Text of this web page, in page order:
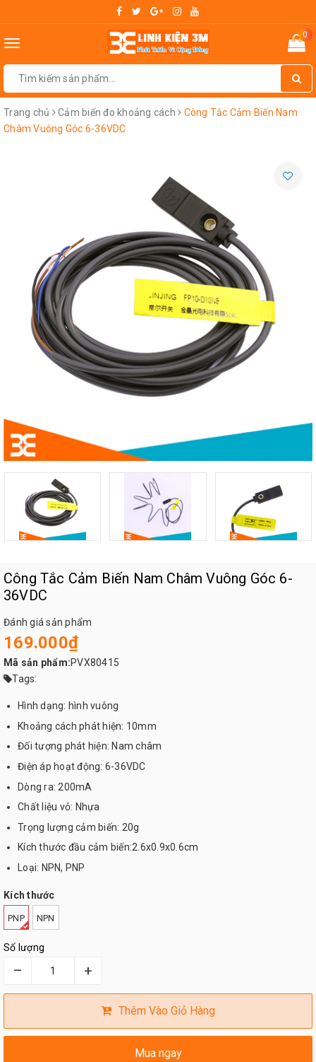
Toggle
0
Trang chủ Cảm biến đo khoảng cách
Công Tắc Cảm Biến Nam
Châm Vuông Góc 6-36VDC
Công Tắc Cảm Biến Nam Châm Vuông Góc 6-
36VDC
Đánh giá sản phẩm
169.000₫
Mã sản phẩm:PVX80415
Tags:
Hình dạng: hình vuông
Khoảng cách phát hiện: 10mm
Đối tượng phát hiện: Nam châm
Điện áp hoạt động: 6-36VDC
Dòng ra: 200mA
Chất liệu vỏ: Nhựa
Trọng lượng cảm biến: 20g
Kích thước đầu cảm biến:2.6x0.9x0.6cm
Loại: NPN, PNP
Kích thước
PNP NPN
Số lượng
– +
Thêm Vào Giỏ Hàng
Mua ngay